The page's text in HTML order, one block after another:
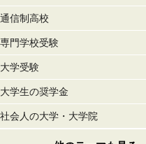
通信制高校
専門学校受験
大学受験
大学生の奨学金
社会人の大学・大学院